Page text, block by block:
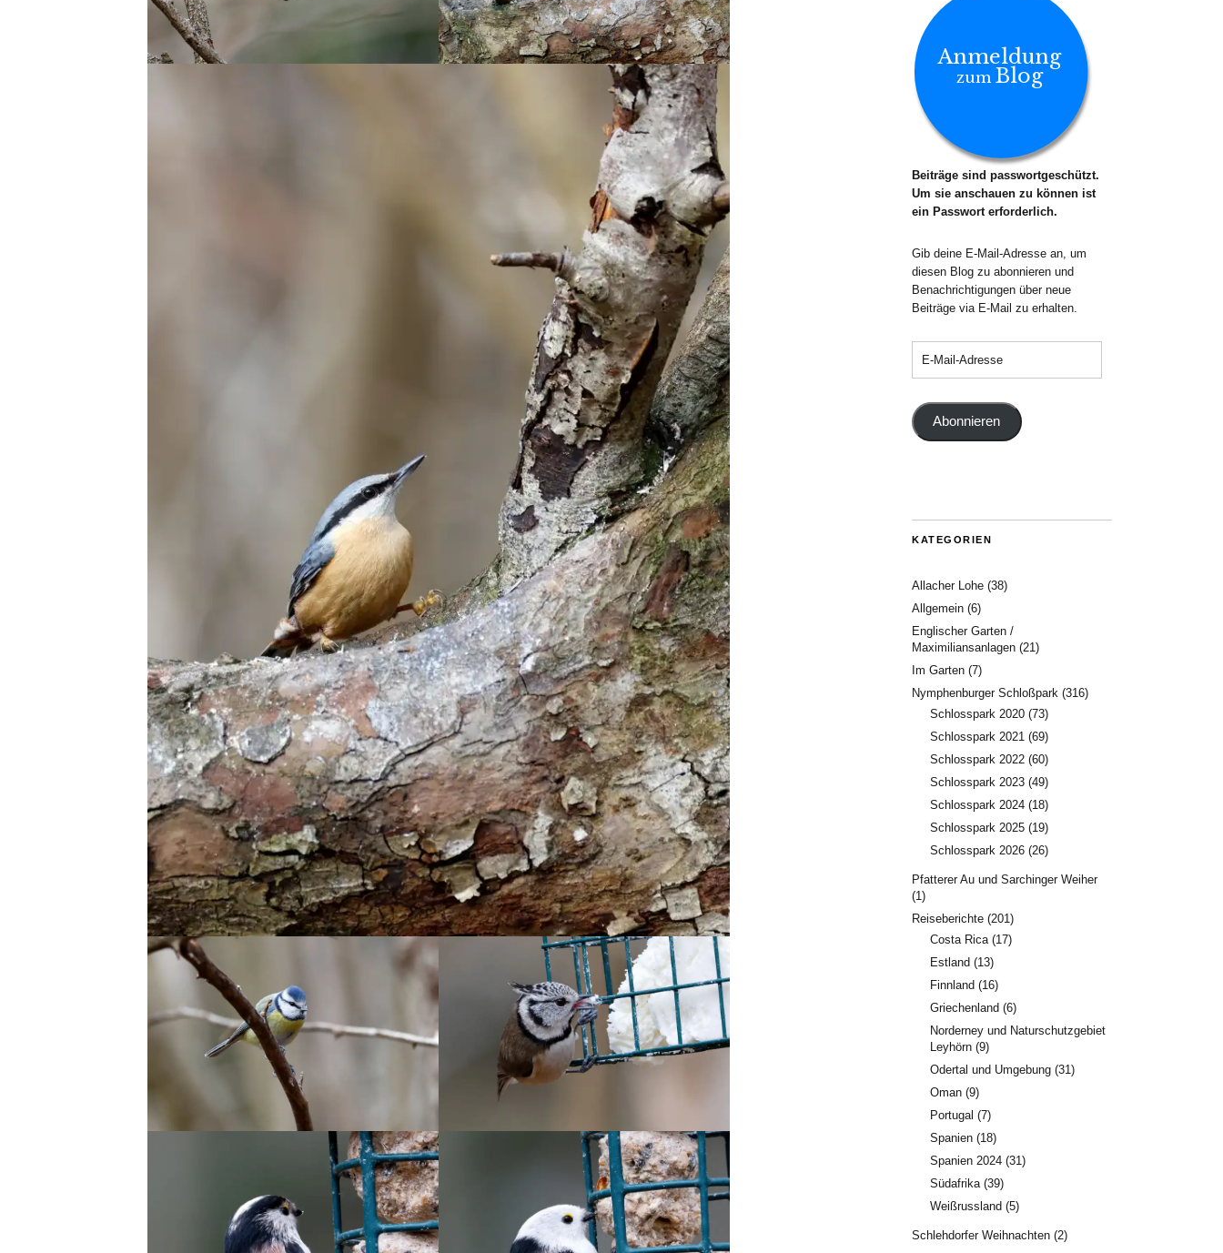
Anmeldung
zum Blog
Beiträge sind passwortgeschützt.
Um sie anschauen zu können ist
ein Passwort erforderlich.
Gib deine E-Mail-Adresse an, um
diesen Blog zu abonnieren und
Benachrichtigungen über neue
Beiträge via E-Mail zu erhalten.
Abonnieren
KATEGORIEN
Allacher Lohe (38)
Allgemein (6)
Englischer Garten /
Maximiliansanlagen (21)
Im Garten (7)
Nymphenburger Schloßpark (316)
Schlosspark 2020 (73)
Schlosspark 2021 (69)
Schlosspark 2022 (60)
Schlosspark 2023 (49)
Schlosspark 2024 (18)
Schlosspark 2025 (19)
Schlosspark 2026 (26)
Pfatterer Au und Sarchinger Weiher
(1)
Reiseberichte (201)
Costa Rica(17)
Estland (13)
Finnland (16)
Griechenland (6)
Norderney und Naturschutzgebiet
Leyhörn (9)
Odertal und Umgebung (31)
Oman (9)
Portugal (7)
Spanien (18)
Spanien 2024 (31)
Südafrika(39)
Weißrussland (5)
Schlehdorfer Weihnachten (2)